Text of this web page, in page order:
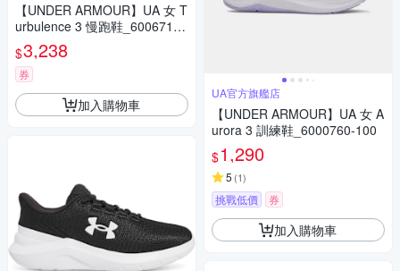
【UNDER ARMOUR】UA 女 T
urbulence 3 慢跑鞋_6006718-
101
$3,238
券
加入購物車
UA官方旗艦店
【UNDER ARMOUR】UA 女 A
urora 3 訓練鞋_6000760-100
$1,290
5 (1)
挑戰低價 券
加入購物車